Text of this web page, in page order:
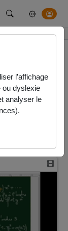
Rechercher un
l’affichage
ou dyslexie
analyser le